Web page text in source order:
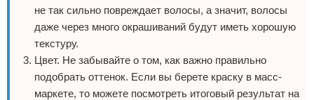
не так сильно повреждает волосы, а значит, волосы
даже через много окрашиваний будут иметь хорошую
текстуру.
Цвет. Не забывайте о том, как важно правильно
подобрать оттенок. Если вы берете краску в масс-
маркете, то можете посмотреть итоговый результат на